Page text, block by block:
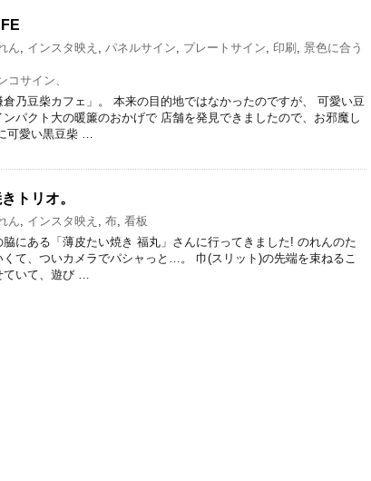
ん, インスタ映え , パネルサイン, プレートサイン, 印刷 , 景色に合う
コサイン、
乃豆柴カフェ」。 本来の目的地ではなかったのですが、 可愛い豆
パクト大の暖簾のおかげで 店舗を発見できましたので、お邪魔し
可愛い黒豆柴 …
トリオ。
ん, インスタ映え , 布, 看板
にある「薄皮たい焼き 福丸」さんに行ってきました! のれんのた
くて、ついカメラでパシャっと…。 巾(スリット)の先端を束ねるこ
ていて、遊び …